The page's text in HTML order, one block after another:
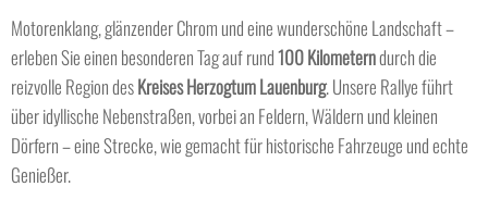
Motorenklang, glänzender Chrom und eine wunderschöne Landschaft –
erleben Sie einen besonderen Tag auf rund100 Kilometerndurch die
reizvolle Region desKreisesHerzogtum Lauenburg. Unsere Rallye führt
über idyllische Nebenstraßen, vorbei an Feldern, Wäldern und kleinen
Dörfern – eine Strecke, wie gemacht für historische Fahrzeuge und echte
Genießer.